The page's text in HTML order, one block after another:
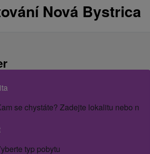
Nová Bystrica
se chystáte? Zadejte lokalitu nebo
typ pobytu